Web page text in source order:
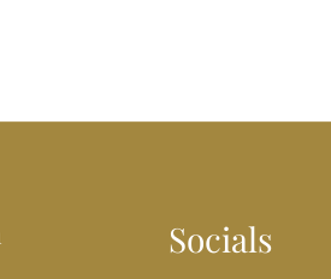
Socials